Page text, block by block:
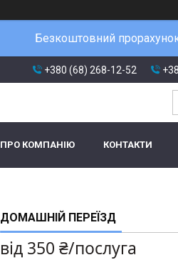
Безкоштовний
+380 (68) 268-12-52
ПРО КОМПАНІЮ КОНТАКТИ
ДОМАШНІЙ ПЕРЕЇЗД
від 350 ₴/послуга